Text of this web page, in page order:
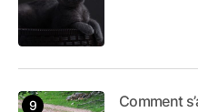
Comment